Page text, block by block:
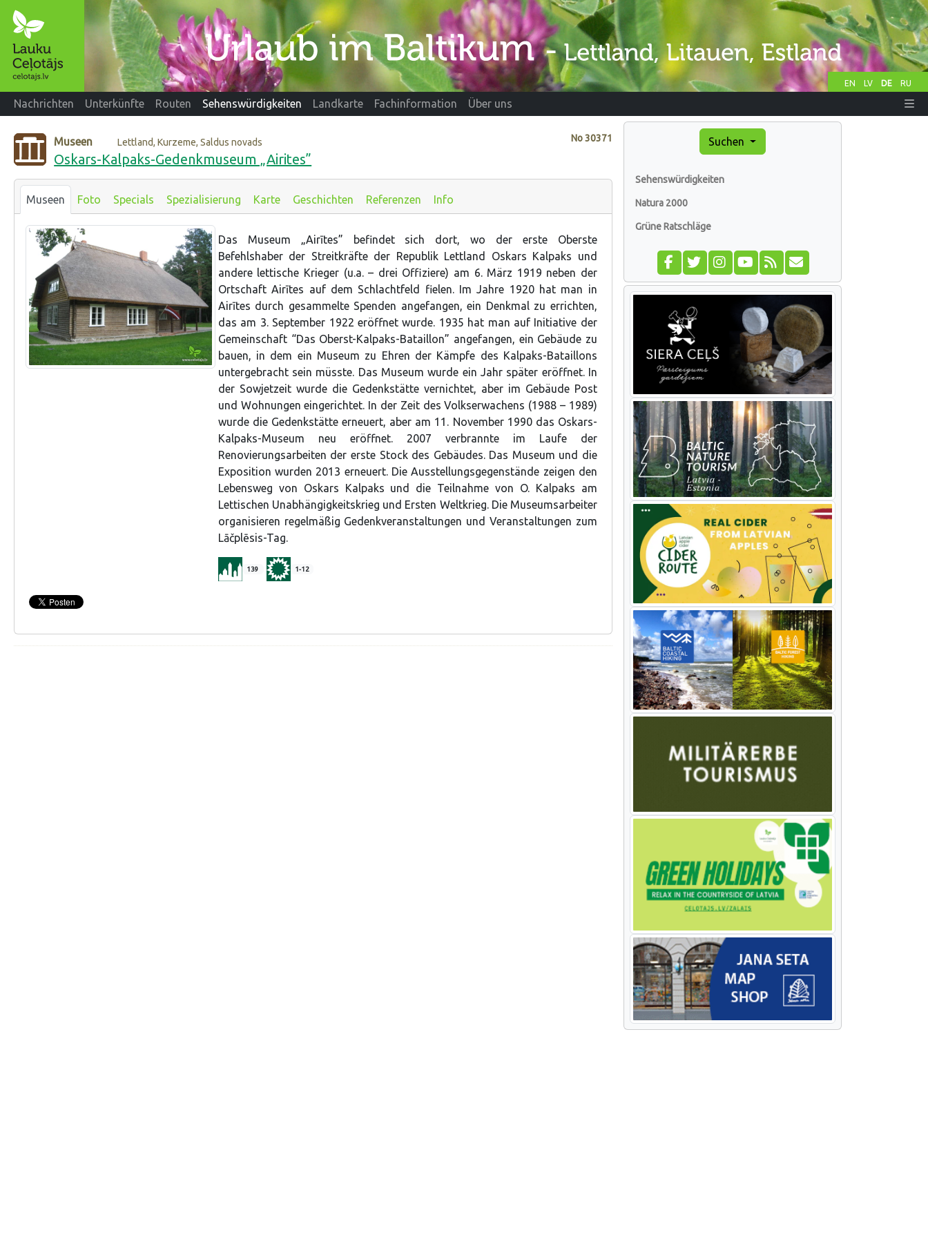
EN LV DE RU
Nachrichten Unterkünfte Routen Sehenswürdigkeiten Landkarte Fachinformation Über uns
No30371
Museen Lettland, Kurzeme, Saldus novads
Oskars-Kalpaks-Gedenkmuseum „Airites”
Museen Foto Specials Spezialisierung Karte Geschichten Referenzen Info
Das Museum „Airītes” befindet sich dort, wo der erste Oberste
Befehlshaber der Streitkräfte der Republik Lettland Oskars Kalpaks und
andere lettische Krieger (u.a. – drei Offiziere) am 6. März 1919 neben der
Ortschaft Airītes auf dem Schlachtfeld fielen. Im Jahre 1920 hat man in
Airītes durch gesammelte Spenden angefangen, ein Denkmal zu errichten,
das am 3. September 1922 eröffnet wurde. 1935 hat man auf Initiative der
Gemeinschaft “Das Oberst-Kalpaks-Bataillon” angefangen, ein Gebäude zu
bauen, in dem ein Museum zu Ehren der Kämpfe des Kalpaks-Bataillons
untergebracht sein müsste. Das Museum wurde ein Jahr später eröffnet. In
der Sowjetzeit wurde die Gedenkstätte vernichtet, aber im Gebäude Post
und Wohnungen eingerichtet. In der Zeit des Volkserwachens (1988 – 1989)
wurde die Gedenkstätte erneuert, aber am 11. November 1990 das Oskars-
Kalpaks-Museum neu eröffnet. 2007 verbrannte im Laufe der
Renovierungsarbeiten der erste Stock des Gebäudes. Das Museum und die
Exposition wurden 2013 erneuert. Die Ausstellungsgegenstände zeigen den
Lebensweg von Oskars Kalpaks und die Teilnahme von O. Kalpaks am
Lettischen Unabhängigkeitskrieg und Ersten Weltkrieg. Die Museumsarbeiter
organisieren regelmäßig Gedenkveranstaltungen und Veranstaltungen zum
Lāčplēsis-Tag.
139 1-12
Suchen
Sehenswürdigkeiten
Natura 2000
Grüne Ratschläge